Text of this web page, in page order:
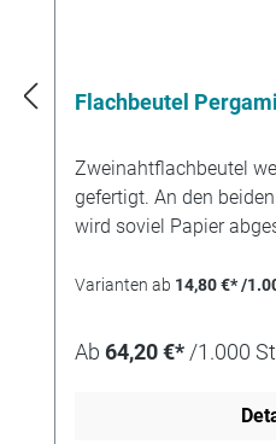
Flachbeutel
Zweinahtflachbeutel
gefertigt. An den
wird soviel Papier
Technik des Schnittes
innen geknickt und mit
danach der
parallelen,
Varianten ab 14,80 €* /
Ab 64,20 €* /1.000